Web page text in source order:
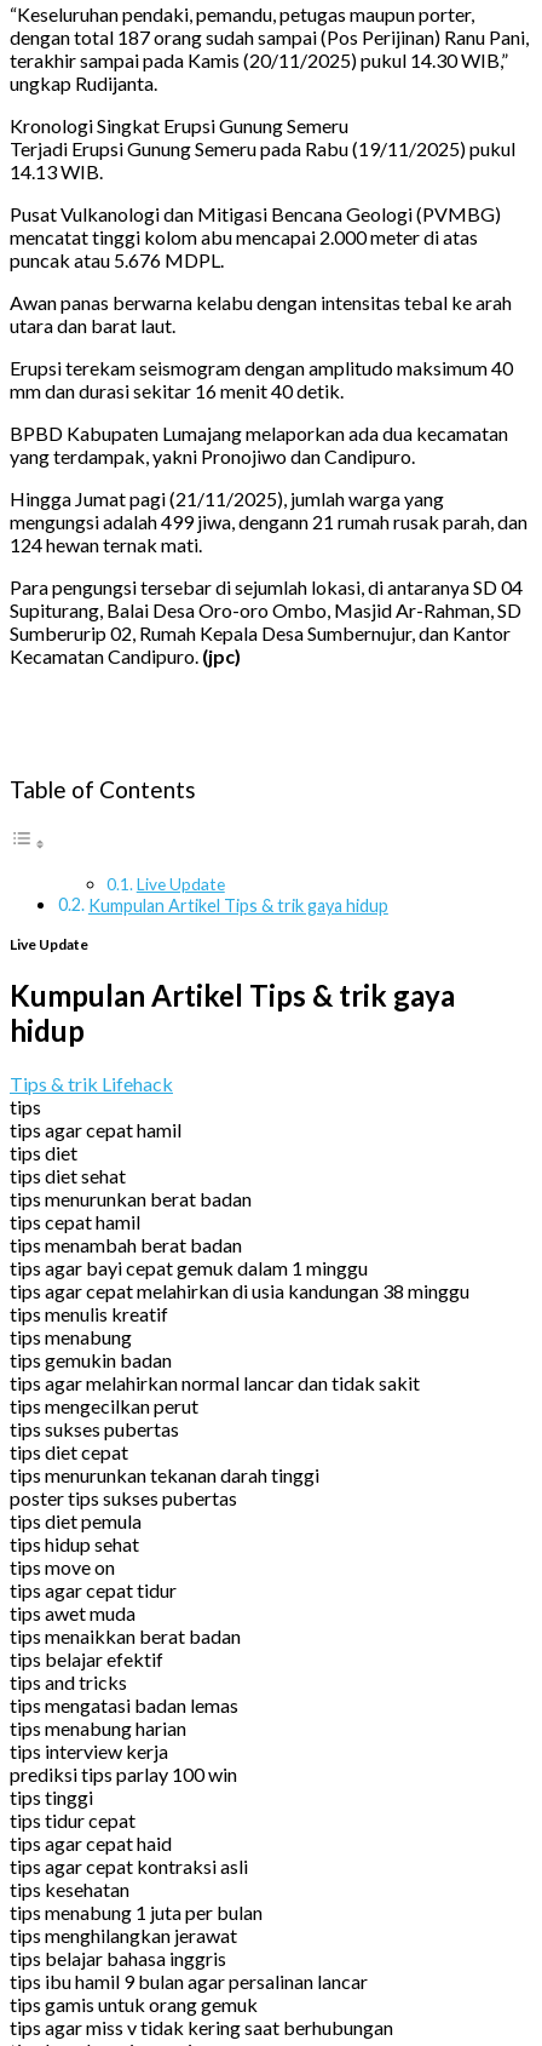
“Keseluruhan pendaki, pemandu, petugas maupun porter,
dengan total 187 orang sudah sampai (Pos Perijinan) Ranu Pani,
terakhir sampai pada Kamis (20/11/2025) pukul 14.30 WIB,”
ungkap Rudijanta.
Kronologi Singkat Erupsi Gunung Semeru
Terjadi Erupsi Gunung Semeru pada Rabu (19/11/2025) pukul
14.13 WIB.
Pusat Vulkanologi dan Mitigasi Bencana Geologi (PVMBG)
mencatat tinggi kolom abu mencapai 2.000 meter di atas
puncak atau 5.676 MDPL.
Awan panas berwarna kelabu dengan intensitas tebal ke arah
utara dan barat laut.
Erupsi terekam seismogram dengan amplitudo maksimum 40
mm dan durasi sekitar 16 menit 40 detik.
BPBD Kabupaten Lumajang melaporkan ada dua kecamatan
yang terdampak, yakni Pronojiwo dan Candipuro.
Hingga Jumat pagi (21/11/2025), jumlah warga yang
mengungsi adalah 499 jiwa, dengann 21 rumah rusak parah, dan
124 hewan ternak mati.
Para pengungsi tersebar di sejumlah lokasi, di antaranya SD 04
Supiturang, Balai Desa Oro-oro Ombo, Masjid Ar-Rahman, SD
Sumberurip 02, Rumah Kepala Desa Sumbernujur, dan Kantor
Kecamatan Candipuro. (jpc)
Table of Contents
Live Update
Kumpulan Artikel Tips & trik gaya hidup
Live Update
Kumpulan Artikel Tips & trik gaya
hidup
Tips & trik Lifehack
tips
tips agar cepat hamil
tips diet
tips diet sehat
tips menurunkan berat badan
tips cepat hamil
tips menambah berat badan
tips agar bayi cepat gemuk dalam 1 minggu
tips agar cepat melahirkan di usia kandungan 38 minggu
tips menulis kreatif
tips menabung
tips gemukin badan
tips agar melahirkan normal lancar dan tidak sakit
tips mengecilkan perut
tips sukses pubertas
tips diet cepat
tips menurunkan tekanan darah tinggi
poster tips sukses pubertas
tips diet pemula
tips hidup sehat
tips move on
tips agar cepat tidur
tips awet muda
tips menaikkan berat badan
tips belajar efektif
tips and tricks
tips mengatasi badan lemas
tips menabung harian
tips interview kerja
prediksi tips parlay 100 win
tips tinggi
tips tidur cepat
tips agar cepat haid
tips agar cepat kontraksi asli
tips kesehatan
tips menabung 1 juta per bulan
tips menghilangkan jerawat
tips belajar bahasa inggris
tips ibu hamil 9 bulan agar persalinan lancar
tips gamis untuk orang gemuk
tips agar miss v tidak kering saat berhubungan